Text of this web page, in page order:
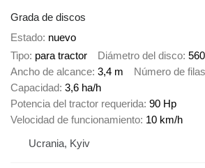
Grada de discos
Estado nuevo
Tipo para tractor Diámetro del disco
Ancho de alcance 3,4 m Número de filas
Capacidad 3,6 ha/h
Potencia del tractor requerida 90 Hp
Velocidad de funcionamiento 10 km/h
Ucrania, Kyiv